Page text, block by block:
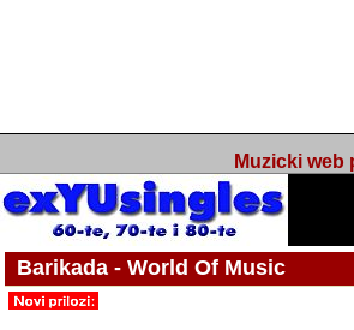
Muzicki web
Barikada - World Of Music